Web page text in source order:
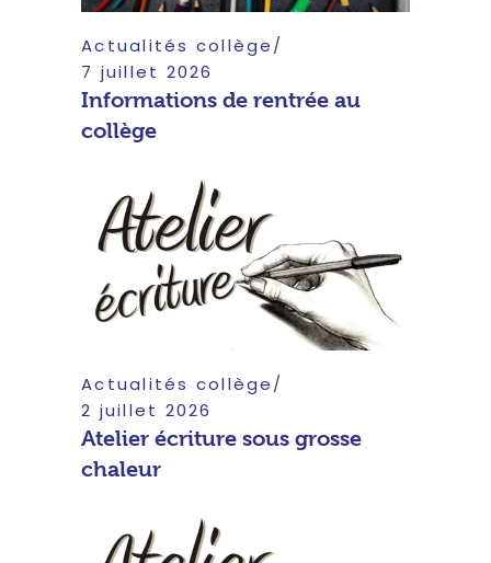
Actualités collège
7 juillet 2026
Informations de rentrée au
collège
Actualités collège
2 juillet 2026
Atelier écriture sous grosse
chaleur